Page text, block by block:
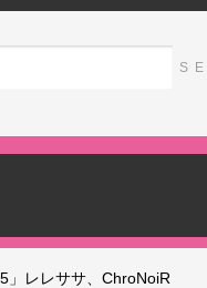
」レレササ、ChroNoiR